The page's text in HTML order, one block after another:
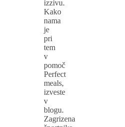
izzivu.
Kako
nama
je
pri
tem
v
pomoč
Perfect
meals,
izveste
v
blogu.
Zagrizena